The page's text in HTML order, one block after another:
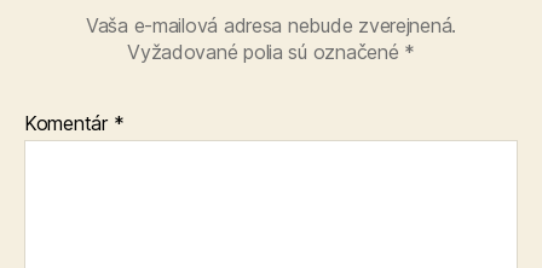
Vaša e-mailová adresa nebude zverejnená.
Vyžadované polia sú označené *
Komentár *